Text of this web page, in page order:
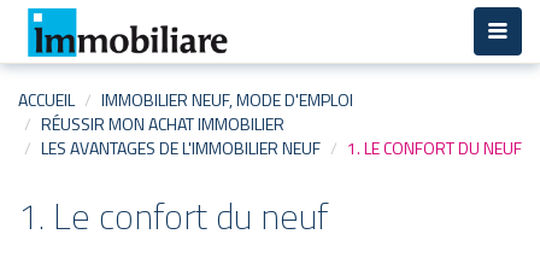
Aller
contenu
ACCUEIL
IMMOBILIER NEUF, MODE D'EMPLOI
RÉUSSIR MON ACHAT IMMOBILIER
LES AVANTAGES DE L'IMMOBILIER NEUF
1. LE CONFORT DU NEUF
1. Le confort du neuf